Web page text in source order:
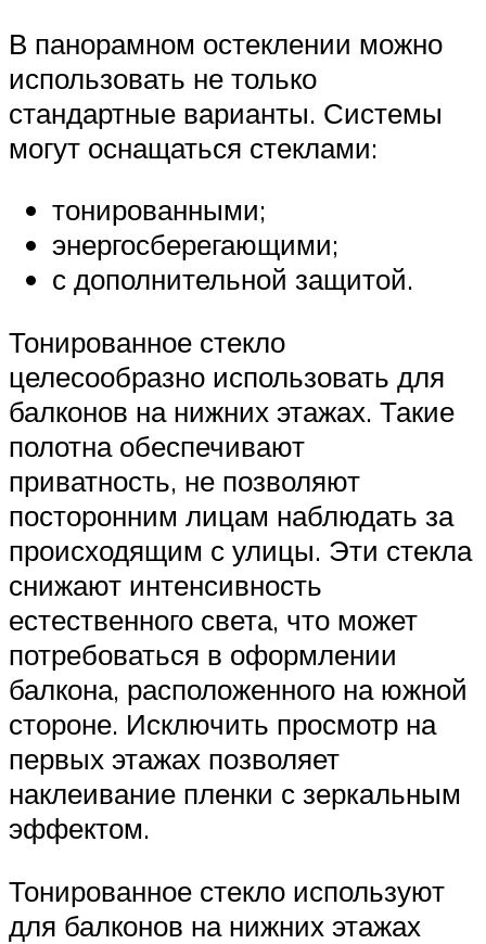
В панорамном остеклении можно
использовать не только
стандартные варианты. Системы
могут оснащаться стеклами:
тонированными;
энергосберегающими;
с дополнительной защитой.
Тонированное стекло
целесообразно использовать для
балконов на нижних этажах. Такие
полотна обеспечивают
приватность, не позволяют
посторонним лицам наблюдать за
происходящим с улицы. Эти стекла
снижают интенсивность
естественного света, что может
потребоваться в оформлении
балкона, расположенного на южной
стороне. Исключить просмотр на
первых этажах позволяет
наклеивание пленки с зеркальным
эффектом.
Тонированное стекло используют
для балконов на нижних этажах